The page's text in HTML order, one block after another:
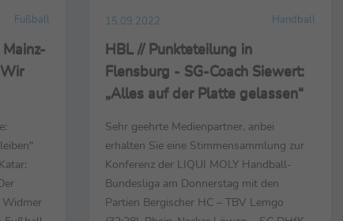
Fußball
Widmer
15.09.2022 Handball
HBL // Punkteteilung in
Flensburg - SG-Coach Siewert:
„Alles auf der Platte gelassen“
Sehr geehrte Medienpartner, anbei
erhalten Sie eine Stimmensammlung zur
Konferenz der LIQUI MOLY Handball-
Bundesliga am Donnerstag mit den
Partien Bergischer HC – TBV Lemgo